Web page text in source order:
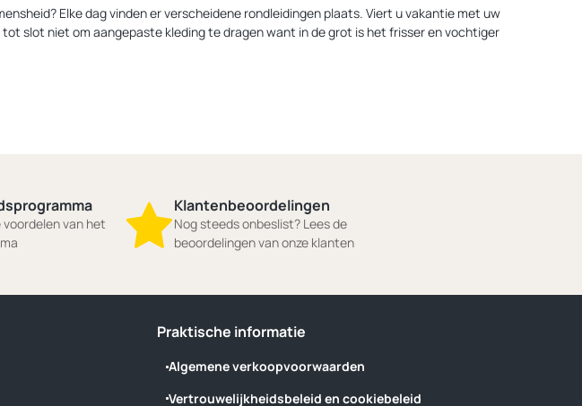
Elke dag vinden er verscheidene rondleidingen plaats. Viert u vakantie met uw
slot niet om aangepaste kleding te dragen want in de grot is het frisser en vochtiger
van het
Klantenbeoordelingen
Nog steeds onbeslist? Lees de
beoordelingen van onze klanten
Praktische informatie
Algemene verkoopvoorwaarden
Vertrouwelijkheidsbeleid en cookiebeleid